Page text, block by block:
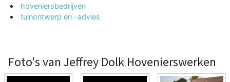
hoveniersbedrijven
tuinontwerp en -advies
Foto's van Jeffrey Dolk Hovenierswerken